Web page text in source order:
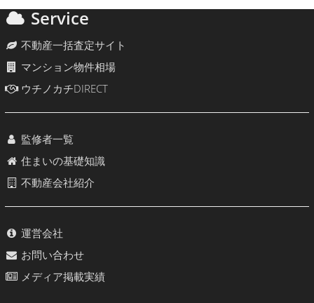
Service
不動産一括査定サイト
マンション物件相場
ウチノカチDIRECT
監修者一覧
住まいの基礎知識
不動産会社紹介
運営会社
お問い合わせ
メディア掲載実績